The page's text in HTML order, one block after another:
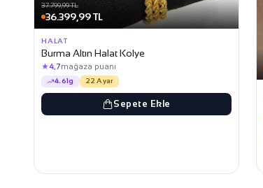
37.799,99 TL
36.399,99 TL
HALAT
Burma Altın Halat Kolye
★4,7mağaza puanı
4.61g 22 Ayar
Sepete Ekle